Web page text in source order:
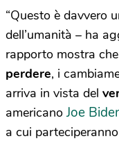
“Questo è davvero
dell’umanità – ha
rapporto mostra che
perdere, i
arriva in vista del
americanoJoe
a cui